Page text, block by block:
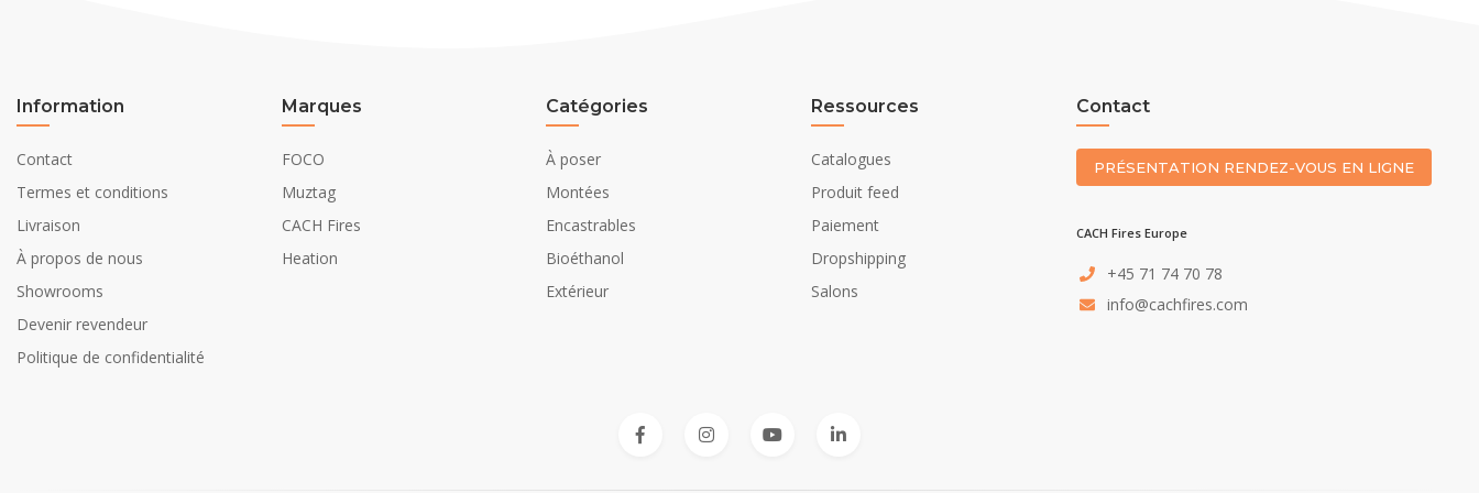
Information
Contact
Termes et conditions
Livraison
À propos de nous
Showrooms
Devenir revendeur
Politique de confidentialité
Marques
FOCO
Muztag
CACH Fires
Heation
Catégories
À poser
Montées
Encastrables
Bioéthanol
Extérieur
Ressources
Catalogues
Produit feed
Paiement
Dropshipping
Salons
Contact
PRÉSENTATION RENDEZ-VOUS EN LIGNE
CACH Fires Europe
+45 71 74 70 78
info@cachfires.com